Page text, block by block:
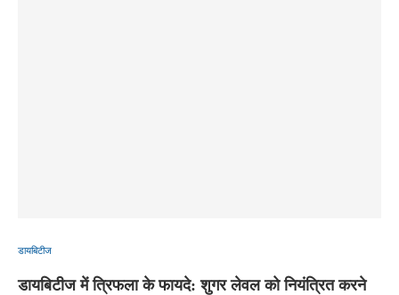
डायबिटीज
डायबिटीज में त्रिफला के फायदे: शुगर लेवल को नियंत्रित करने